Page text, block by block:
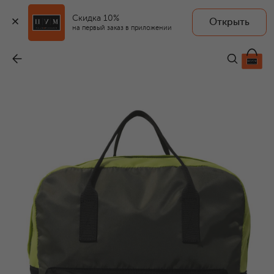
Скидка 10%
на первый заказ в приложении
Открыть